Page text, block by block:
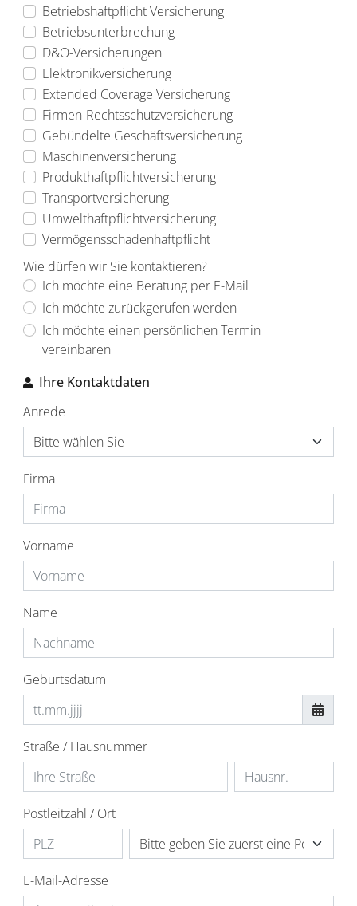
Betriebshaftpflicht Versicherung
Betriebsunterbrechung
D&O-Versicherungen
Elektronikversicherung
Extended Coverage Versicherung
Firmen-Rechtsschutzversicherung
Gebündelte Geschäftsversicherung
Maschinenversicherung
Produkthaftpflichtversicherung
Transportversicherung
Umwelthaftpflichtversicherung
Vermögensschadenhaftpflicht
Wie dürfen wir Sie kontaktieren?
Ich möchte eine Beratung per E-Mail
Ich möchte zurückgerufen werden
Ich möchte einen persönlichen Termin
vereinbaren
Ihre Kontaktdaten
Anrede
Firma
Vorname
Name
Geburtsdatum
Straße / Hausnummer
Postleitzahl / Ort
E-Mail-Adresse